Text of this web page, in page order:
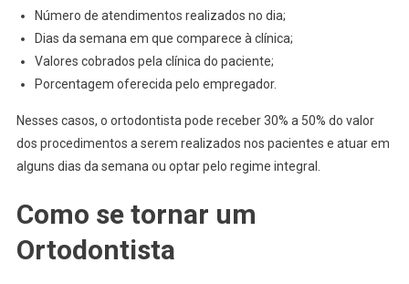
Número de atendimentos realizados no dia;
Dias da semana em que comparece à clínica;
Valores cobrados pela clínica do paciente;
Porcentagem oferecida pelo empregador.
Nesses casos, o ortodontista pode receber 30% a 50% do valor
dos procedimentos a serem realizados nos pacientes e atuar em
alguns dias da semana ou optar pelo regime integral.
Como se tornar um
Ortodontista